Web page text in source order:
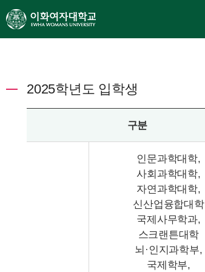
2025학년도 입학생
구분
인문과학대학,
사회과학대학,
자연과학대학,
신산업융합대학
국제사무학과,
스크랜튼대학
뇌·인지과학부,
국제학부,